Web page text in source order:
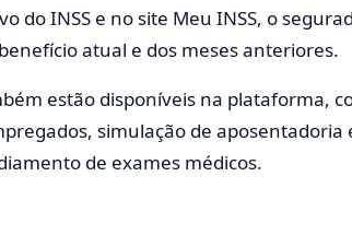
do INSS e no site Meu INSS, o
atual e dos meses anteriores.
estão disponíveis na plataforma,
simulação de aposentadoria
de exames médicos.